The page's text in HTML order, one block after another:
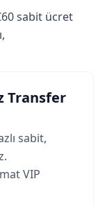
sabit ücret
Transfer
sabit,
VIP